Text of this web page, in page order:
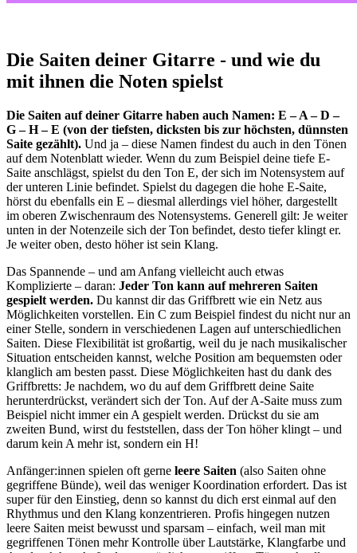
Die Saiten deiner Gitarre - und wie du
mit ihnen die Noten spielst
Die Saiten auf deiner Gitarre haben auch Namen: E – A – D –
G – H – E (von der tiefsten, dicksten bis zur höchsten, dünnsten
Saite gezählt). Und ja – diese Namen findest du auch in den Tönen
auf dem Notenblatt wieder. Wenn du zum Beispiel deine tiefe E-
Saite anschlägst, spielst du den Ton E, der sich im Notensystem auf
der unteren Linie befindet. Spielst du dagegen die hohe E-Saite,
hörst du ebenfalls ein E – diesmal allerdings viel höher, dargestellt
im oberen Zwischenraum des Notensystems. Generell gilt: Je weiter
unten in der Notenzeile sich der Ton befindet, desto tiefer klingt er.
Je weiter oben, desto höher ist sein Klang.
Das Spannende – und am Anfang vielleicht auch etwas
Komplizierte – daran: Jeder Ton kann auf mehreren Saiten
gespielt werden. Du kannst dir das Griffbrett wie ein Netz aus
Möglichkeiten vorstellen. Ein C zum Beispiel findest du nicht nur an
einer Stelle, sondern in verschiedenen Lagen auf unterschiedlichen
Saiten. Diese Flexibilität ist großartig, weil du je nach musikalischer
Situation entscheiden kannst, welche Position am bequemsten oder
klanglich am besten passt. Diese Möglichkeiten hast du dank des
Griffbretts: Je nachdem, wo du auf dem Griffbrett deine Saite
herunterdrückst, verändert sich der Ton. Auf der A-Saite muss zum
Beispiel nicht immer ein A gespielt werden. Drückst du sie am
zweiten Bund, wirst du feststellen, dass der Ton höher klingt – und
darum kein A mehr ist, sondern ein H!
Anfänger:innen spielen oft gerne leere Saiten (also Saiten ohne
gegriffene Bünde), weil das weniger Koordination erfordert. Das ist
super für den Einstieg, denn so kannst du dich erst einmal auf den
Rhythmus und den Klang konzentrieren. Profis hingegen nutzen
leere Saiten meist bewusst und sparsam – einfach, weil man mit
gegriffenen Tönen mehr Kontrolle über Lautstärke, Klangfarbe und